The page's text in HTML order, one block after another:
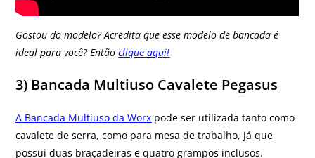
Gostou do modelo? Acredita que esse modelo de bancada é
ideal para você? Entãoclique aqui!
3) Bancada Multiuso Cavalete Pegasus
A Bancada Multiuso da Worx pode ser utilizada tanto como
cavalete de serra, como para mesa de trabalho, já que
possui duas braçadeiras e quatro grampos inclusos.